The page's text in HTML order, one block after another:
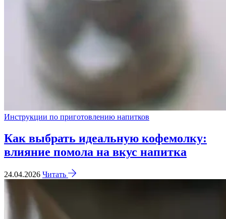
Инструкции по приготовлению напитков
Как выбрать идеальную кофемолку:
влияние помола на вкус напитка
24.04.2026 Читать